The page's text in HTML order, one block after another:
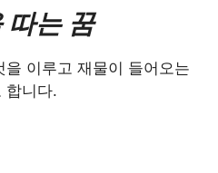
따는 꿈
이루고 재물이 들어오는
합니다.